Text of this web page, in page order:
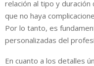
relación al tipo y
que no haya
Por lo tanto, es
personalizadas del
En cuanto a los detalles